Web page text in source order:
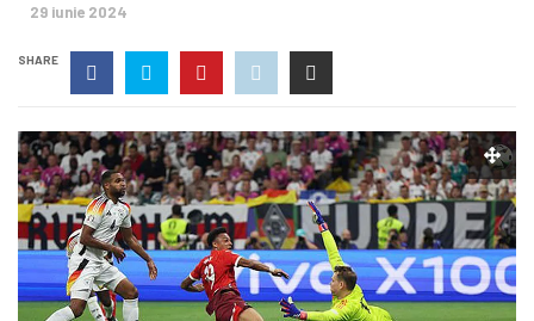
29 iunie 2024
SHARE